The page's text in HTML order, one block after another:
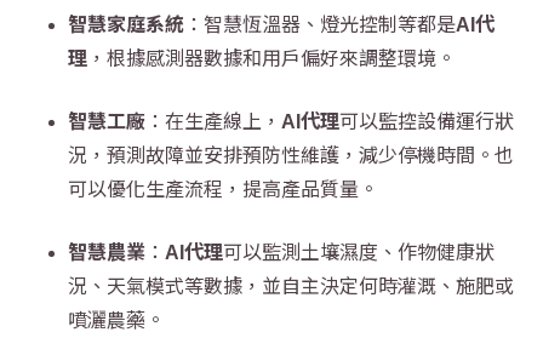
智慧家庭系統 ：智慧恆溫器、燈光控制等都是AI代
理 ，根據感測器數據和用戶偏好來調整環境。
智慧工廠 ：在生產線上， AI代理可以監控設備運行狀
況，預測故障並安排預防性維護，減少停機時間。也
可以優化生產流程，提高產品質量。
智慧農業 ： AI代理可以監測土壤濕度、作物健康狀
況、天氣模式等數據，並自主決定何時灌溉、施肥或
噴灑農藥。